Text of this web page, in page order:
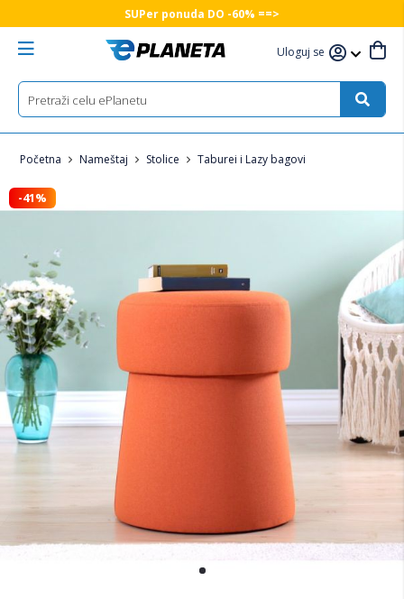
SUPer ponuda DO -60% ==>
Uloguj se
Početna Nameštaj Stolice Taburei i Lazy bagovi
-41%